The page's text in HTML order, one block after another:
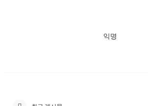
익명